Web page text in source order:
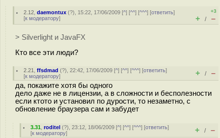
2.12 ,daemontux (?), 15:22, 17/06/2009 [^] [^^] [^^^] [ответить]
[к модератору]
+3
+ / –
> Silverlight и JavaFX
Кто все эти люди?
2.21 ,ffsdmad (?), 22:42, 17/06/2009 [^] [^^] [^^^] [ответить]
[к модератору] + / –
да, покажите хотя бы одного
дело даже не в лицензии, а в сложности и бесполезности
если ктото и установил по дурости, то незаметно, с
обновление браузера сам и забудет
3.31 ,roditel (?), 23:12, 18/06/2009 [^] [^^] [^^^] [ответить]
[к модератору] + / –